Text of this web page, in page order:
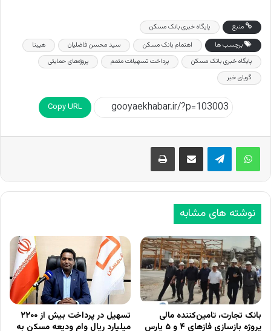
منبع
پایگاه خبری بانک مسکن
برچسب ها
اهتمام بانک مسکن سید محسن فاضلیان
هیبنا
پایگاه خبری بانک مسکن
پرداخت تسهیلات متمم
پروژه‌های حمایتی
گویای خبر
Copy URL
اشتراک گذاری از طریق ایمیل چاپ
نوشته های مشابه
بانک تجارت، تامین‌کننده مالی
پروژه بازسازی فازهای ۴ و ۵ پارس
تسهیل در پرداخت بیش از ۲۲۰۰
میلیارد ریال وام ودیعه مسکن به